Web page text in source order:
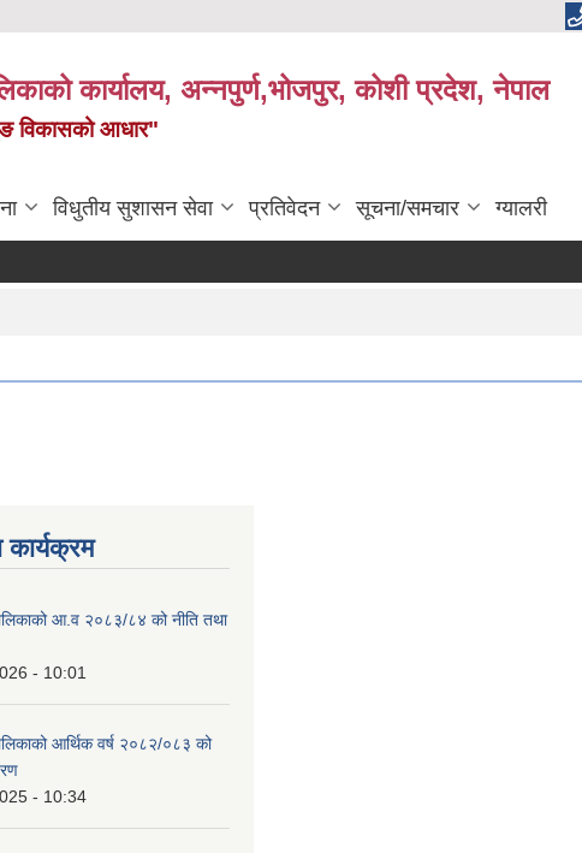
कार्यालय, अन्नपुर्ण,भोजपुर, कोशी प्रदेश, नेपाल
विकासको आधार"
विधुतीय सुशासन सेवा प्रतिवेदन सूचना/समचार ग्यालरी
आ.व २०८३/८४ को नीति तथा
- 10:01
आर्थिक वर्ष २०८२/०८३ को
- 10:34